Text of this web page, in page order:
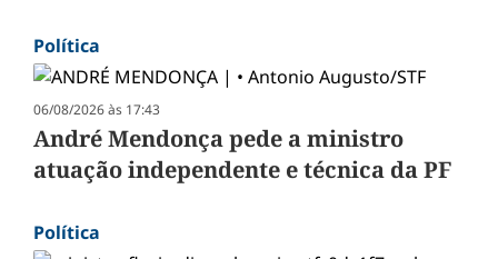
Política
06/08/2026 às 17:43
André Mendonça pede a ministro
atuação independente e técnica da PF
Política